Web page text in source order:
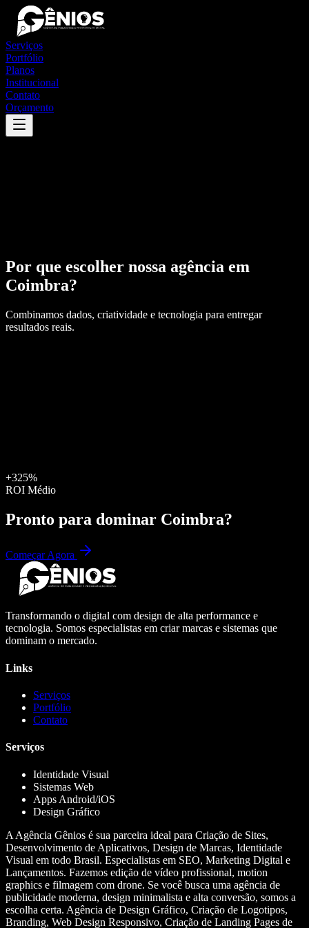
Serviços
Portfólio
Planos
Institucional
Contato
Orçamento
Por que escolher nossa agência em
Coimbra?
Combinamos dados, criatividade e tecnologia para entregar
resultados reais.
+325%
ROI Médio
Pronto para dominar Coimbra?
Começar Agora
Transformando o digital com design de alta performance e
tecnologia. Somos especialistas em criar marcas e sistemas que
dominam o mercado.
Links
Serviços
Portfólio
Contato
Serviços
Identidade Visual
Sistemas Web
Apps Android/iOS
Design Gráfico
A Agência Gênios é sua parceira ideal para Criação de Sites,
Desenvolvimento de Aplicativos, Design de Marcas, Identidade
Visual em todo Brasil. Especialistas em SEO, Marketing Digital e
Lançamentos. Fazemos edição de vídeo profissional, motion
graphics e filmagem com drone. Se você busca uma agência de
publicidade moderna, design minimalista e alta conversão, somos a
escolha certa. Agência de Design Gráfico, Criação de Logotipos,
Branding, Web Design Responsivo, Criação de Landing Pages de